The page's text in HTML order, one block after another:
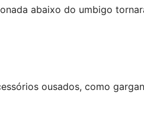
abaixo do umbigo
ousados, como